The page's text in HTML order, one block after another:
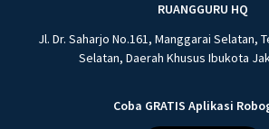
RUANGGURU HQ
Jl. Dr. Saharjo No.161, Manggarai Selatan,
Selatan, Daerah Khusus Ibukota
Coba GRATIS Aplikasi